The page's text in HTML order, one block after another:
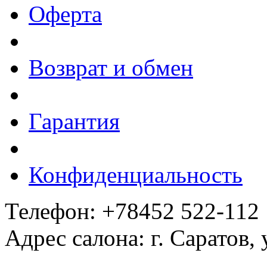
Оферта
Возврат и обмен
Гарантия
Конфиденциальность
Телефон: +78452 522-112
Адрес салона: г. Саратов,